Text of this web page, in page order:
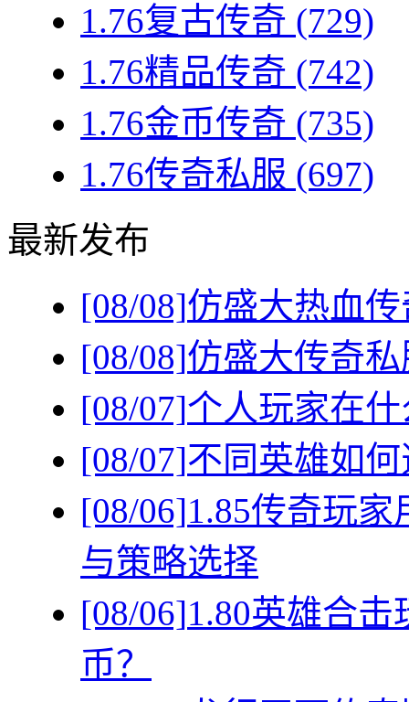
1.76复古传奇 (729)
1.76精品传奇 (742)
1.76金币传奇 (735)
1.76传奇私服 (697)
最新发布
[08/08]仿盛大热血
[08/08]仿盛大传奇
[08/07]个人玩家在
[08/07]不同英雄如
[08/06]1.85传奇玩
与策略选择
[08/06]1.80英雄合
币？